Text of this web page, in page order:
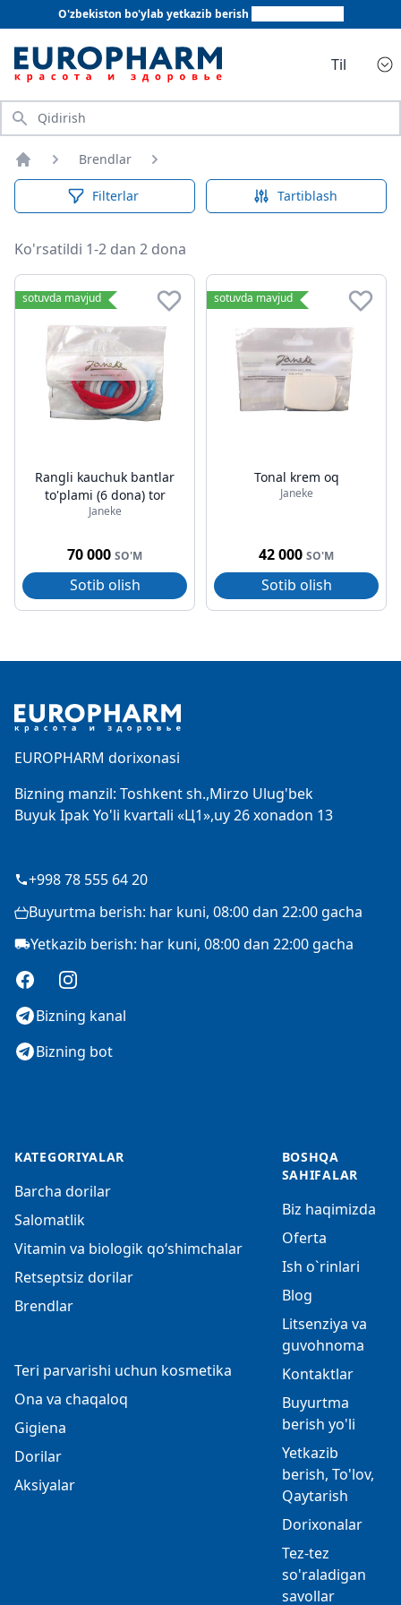
O'zbekiston bo'ylab yetkazib berish
Til
Qidirish
Bosh sahifa
Brendlar
Filterlar Tartiblash
Ko'rsatildi 1-2 dan 2 dona
sotuvda mavjud
Rangli kauchuk bantlar
to'plami (6 dona) tor
Janeke
70 000 SO'M
Sotib olish
sotuvda mavjud
Tonal krem oq
Janeke
42 000 SO'M
Sotib olish
EUROPHARM dorixonasi
Bizning manzil: Toshkent sh.,Mirzo Ulug'bek
Buyuk Ipak Yo'li kvartali «Ц1»,uy 26 xonadon 13
+998 78 555 64 20
Buyurtma berish: har kuni, 08:00 dan 22:00 gacha
Yetkazib berish: har kuni, 08:00 dan 22:00 gacha
FacebookInstagram
Bizning kanal
Bizning bot
KATEGORIYALAR
Barcha dorilar
Salomatlik
Vitamin va biologik qo‘shimchalar
Retseptsiz dorilar
Brendlar
Teri parvarishi uchun kosmetika
Ona va chaqaloq
Gigiena
Dorilar
Aksiyalar
BOSHQA
SAHIFALAR
Biz haqimizda
Oferta
Ish o`rinlari
Blog
Litsenziya va
guvohnoma
Kontaktlar
Buyurtma
berish yo'li
Yetkazib
berish, To'lov,
Qaytarish
Dorixonalar
Tez-tez
so'raladigan
savollar